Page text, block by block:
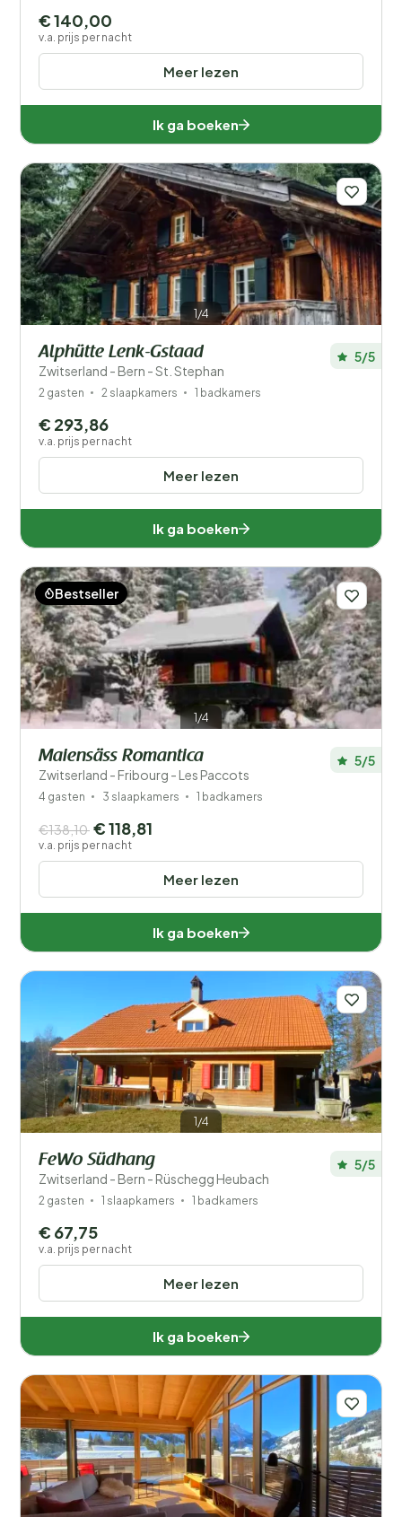
Meer lezen
€ 140,00
v.a. prijs per nacht
Ik ga boeken
1/4
Alphütte Lenk-Gstaad
Zwitserland - Bern - St. Stephan
5/5
2 gasten 2 slaapkamers 1 badkamers
Meer lezen
€ 293,86
v.a. prijs per nacht
Ik ga boeken
1/4
Bestseller
Maiensäss Romantica
Zwitserland - Fribourg - Les Paccots
5/5
4 gasten 3 slaapkamers 1 badkamers
Meer lezen
€138,10 € 118,81
v.a. prijs per nacht
Ik ga boeken
1/4
FeWo Südhang
Zwitserland - Bern - Rüschegg Heubach
5/5
2 gasten 1 slaapkamers 1 badkamers
Meer lezen
€ 67,75
v.a. prijs per nacht
Ik ga boeken